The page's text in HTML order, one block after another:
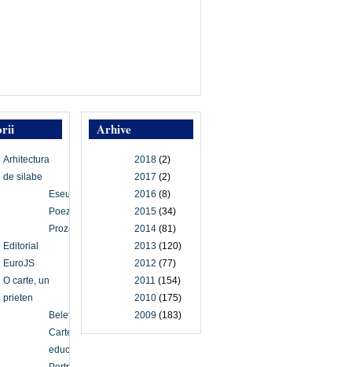
Arhive
2018 (2)
2017 (2)
2016 (8)
2015 (34)
2014 (81)
2013 (120)
2012 (77)
2011 (154)
2010 (175)
2009 (183)
Arhitectura
de silabe
Eseu
Poezie
Proză
Editorial
EuroJS
O carte, un
prieten
Beletristică
Carte
educațională